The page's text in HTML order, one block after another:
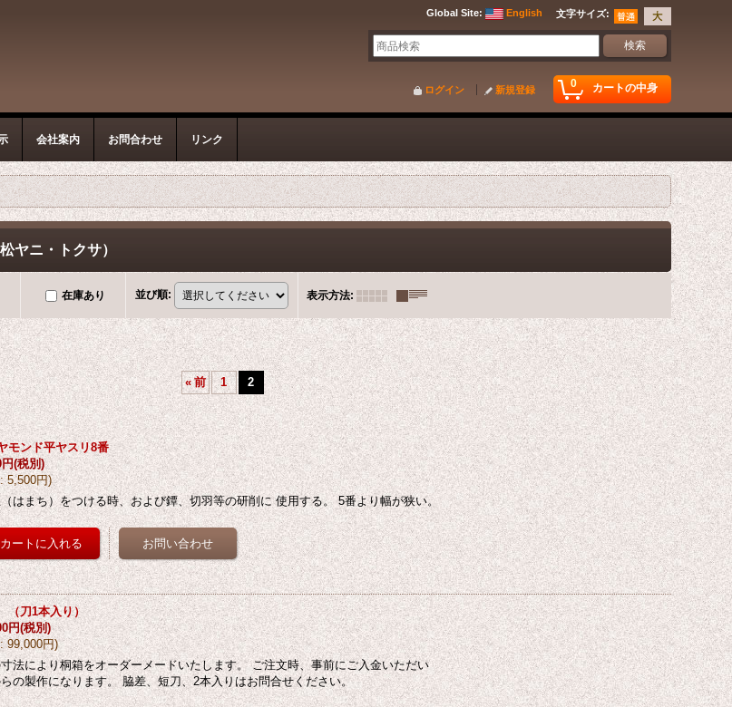
文字サイズ:
Global Site: English
0 カートの中身
ログイン 新規登録
会社案内 お問合わせ リンク
ヤニ・トクサ）
在庫あり 並び順: 表示方法:
« 前 1 2
モンド平ヤスリ8番
円(税別)
: 5,500円)
はまち）をつける時、および鐔、切羽等の研削に 使用する。 5番より幅が狭い。
刀1本入り）
円(税別)
: 99,000円)
法により桐箱をオーダーメードいたします。 ご注文時、事前にご入金いただい
の製作になります。 脇差、短刀、2本入りはお問合せください。